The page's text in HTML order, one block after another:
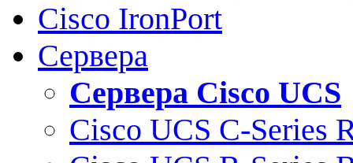
Cisco IronPort
Сервера
Сервера Cisco UCS
Cisco UCS C-Series